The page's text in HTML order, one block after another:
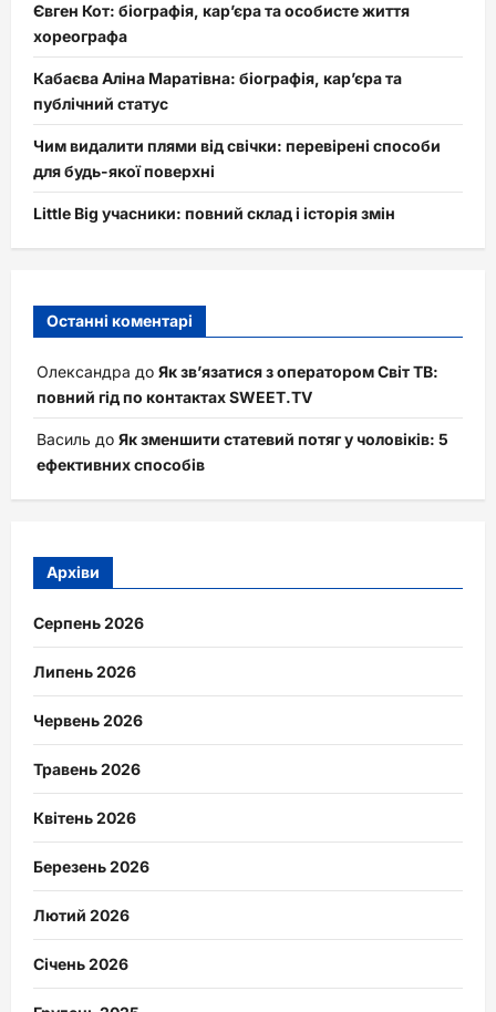
Євген Кот: біографія, кар’єра та особисте життя
хореографа
Кабаєва Аліна Маратівна: біографія, кар’єра та
публічний статус
Чим видалити плями від свічки: перевірені способи
для будь-якої поверхні
Little Big учасники: повний склад і історія змін
Останні коментарі
Олександра до Як зв’язатися з оператором Світ ТВ:
повний гід по контактах SWEET.TV
Василь до Як зменшити статевий потяг у чоловіків: 5
ефективних способів
Архіви
Серпень 2026
Липень 2026
Червень 2026
Травень 2026
Квітень 2026
Березень 2026
Лютий 2026
Січень 2026